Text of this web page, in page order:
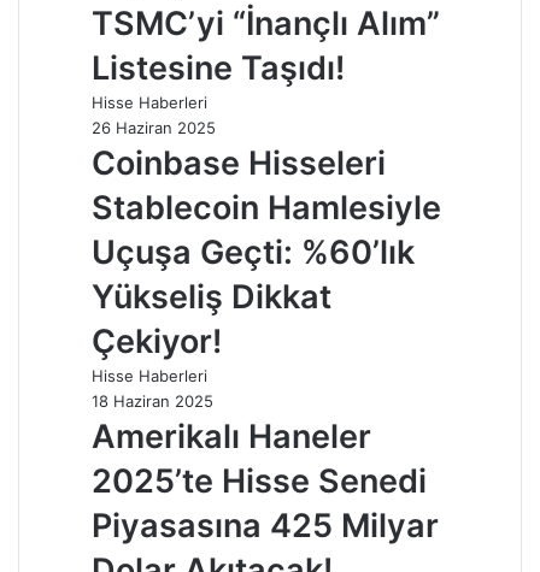
TSMC’yi “İnançlı Alım”
Listesine Taşıdı!
Hisse Haberleri
26 Haziran 2025
Coinbase Hisseleri
Stablecoin Hamlesiyle
Uçuşa Geçti: %60’lık
Yükseliş Dikkat
Çekiyor!
Hisse Haberleri
18 Haziran 2025
Amerikalı Haneler
2025’te Hisse Senedi
Piyasasına 425 Milyar